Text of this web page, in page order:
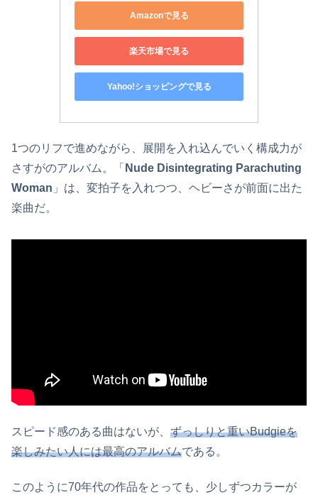
Amazonで見る
楽天市場で見る
Yahoo!ショッピングで見る
1つのリフで進めながら、展開を入れ込んでいく構成力が
さすがのアルバム。「 Nude Disintegrating Parachuting
Woman 」は、変拍子を入れつつ、ヘビーさが前面に出た
楽曲だ。
スピード感のある曲はないが、 ずっしりと重いBudgieを
楽しみたい人には最高のアルバムである。
このように70年代の作品をとっても、少しずつカラーが